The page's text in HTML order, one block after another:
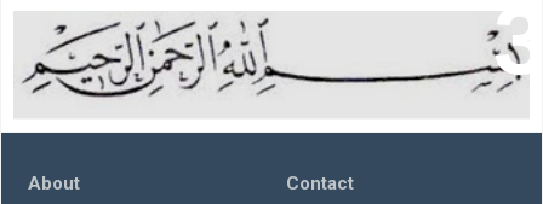
Berkat Membaca Bismillah
About Contact